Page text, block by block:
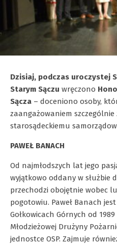
Dzisiaj, podczas uroczystej
Starym Sączu wręczono
Sącza – doceniono osoby,
zaangażowaniem szczególnie
starosądeckiemu
PAWEŁ BANACH
Od najmłodszych lat jego
wyjątkowo oddany w służbie
przechodzi obojętnie wobec
pogotowiu. Paweł Banach jest
Gołkowicach Górnych od
Młodzieżowej Drużyny
jednostce OSP. Zajmuje